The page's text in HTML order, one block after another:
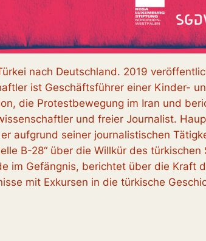
nach Deutschland. 2019
ist Geschäftsführer einer Kinder-
die Protestbewegung im Iran und
und freier Journalist.
aufgrund seiner journalistischen
B-28“ über die Willkür des türkischen
im Gefängnis, berichtet über die Kraft
mit Exkursen in die türkische